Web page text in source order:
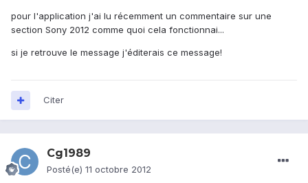
pour l'application j'ai lu récemment un commentaire sur une
section Sony 2012 comme quoi cela fonctionnai...
si je retrouve le message j'éditerais ce message!
Citer
Cg1989
Posté(e) 11 octobre 2012